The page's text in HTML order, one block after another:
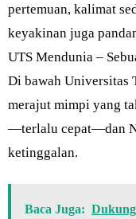
pertemuan, kalimat
keyakinan juga
UTS Mendunia –
Di bawah Universitas
merajut mimpi yang
—terlalu cepat—dan
ketinggalan.
Baca Juga: